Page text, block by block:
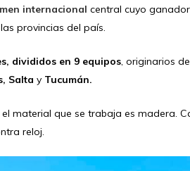
internacional central cuyo
provincias del país.
divididos en 9 equipos, originarios de
Salta y Tucumán.
material que se trabaja es madera.
reloj.